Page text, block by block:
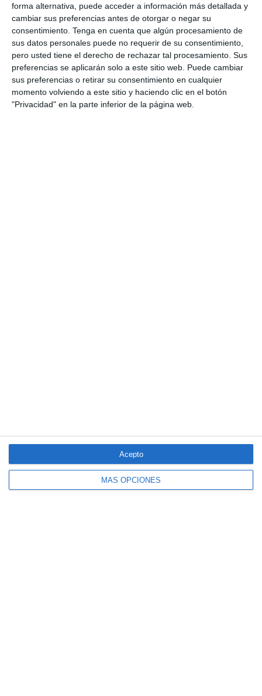
forma alternativa, puede acceder a información más detallada y
cambiar sus preferencias antes de otorgar o negar su
consentimiento. Tenga en cuenta que algún procesamiento de
sus datos personales puede no requerir de su consentimiento,
pero usted tiene el derecho de rechazar tal procesamiento. Sus
preferencias se aplicarán solo a este sitio web. Puede cambiar
sus preferencias o retirar su consentimiento en cualquier
momento volviendo a este sitio y haciendo clic en el botón
"Privacidad" en la parte inferior de la página web.
MÁS OPCIONES
Acepto
el objetivo de ofrecer soluciones adaptadas a las necesidades
del mercado y de los clientes, señalan desde Allianz.
Si quiere recibir diariamente y GRATIS noticias como
esta, pinche aquí
LO ÚLTIMO
Debate profesional: ¿el incendio de Madrid se considera hecho